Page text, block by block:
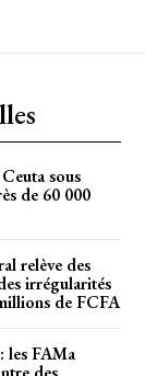
sous
de 60 000
relève des
irrégularités
de FCFA
les FAMa